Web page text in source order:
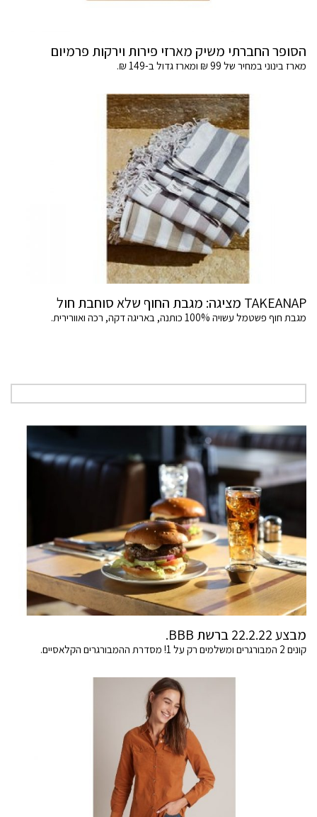
הסופר החברתי משיק מארזי פירות וירקות פרמיום
מארז בינוני במחיר של 99 ₪ ומארז גדול ב-149 ₪.
TAKEANAP מציגה: מגבת החוף שלא סוחבת חול
מגבת חוף פשטמל עשויה 100% כותנה, באריגה דקה, רכה ואוורירית.
מבצע 22.2.22 ברשת BBB.
קונים 2 המבורגרים ומשלמים רק על 1! מסדרת ההמבורגרים הקלאסיים.